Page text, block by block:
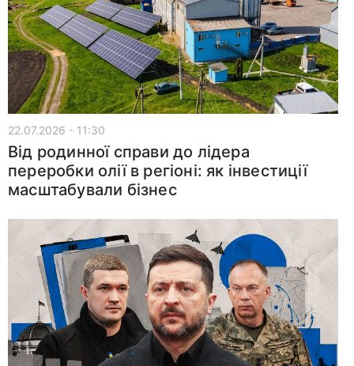
22.07.2026 - 11:30
Від родинної справи до лідера
переробки олії в регіоні: як інвестиції
масштабували бізнес